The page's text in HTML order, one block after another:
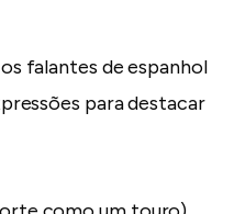
falantes de espanhol
para destacar